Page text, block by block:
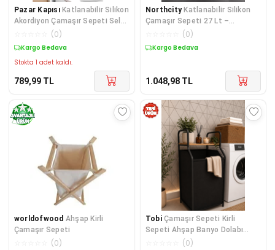
Pazar Kapısı Katlanabilir Silikon
Akordiyon Çamaşır Sepeti Sele
(0)
Kargo Bedava
Stokta 1 adet kaldı.
789,99 TL
Northcity Katlanabilir Silikon
Çamaşır Sepeti 27 Lt –
Akordiyon Tasarım, Yerden
(0)
Kargo Bedava
1.048,98 TL
worldofwood Ahşap Kirli
Çamaşır Sepeti
(0)
Tobi Çamaşır Sepeti Kirli
Sepeti Ahşap Banyo Dolabı
Büyük Boy Geniş Kumaş Kirli
(0)